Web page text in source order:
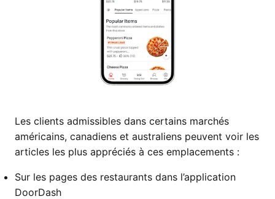
Les clients admissibles dans certains marchés
américains, canadiens et australiens peuvent voir les
articles les plus appréciés à ces emplacements :
Sur les pages des restaurants dans l’application
DoorDash